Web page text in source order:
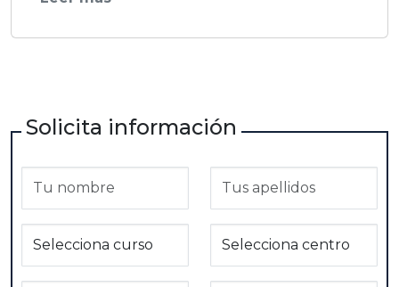
Solicita información